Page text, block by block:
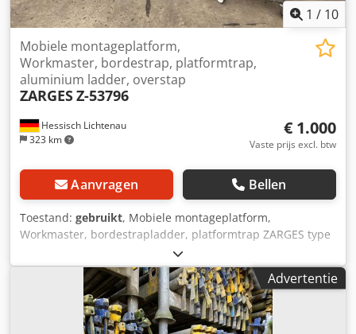
1 / 10
Hessisch Lichtenau
323 km
Mobiele montageplatform,
Workmaster, bordestrap, platformtrap,
aluminium ladder, overstap
ZARGESZ-53796
€ 1.000
Vaste prijs excl. btw
Aanvragen Bellen
Toestand: gebruikt, Mobiele montageplatform,
Workmaster, bordestrapladder, platformtrap ZARGES type
Z-53796 Aluminiumladder, overgangsladder Bouwjaar
2016 Platformhoogte ca. 45 / 73 / 1000 mm
Platformafmeting 1700 x 600 mm - 3 treden + platform -
Aluminiumconstructie - Trap opklapbaar met 200 mm
diepe treden en antislip oppervlak - Platform met antislip
Advertentie